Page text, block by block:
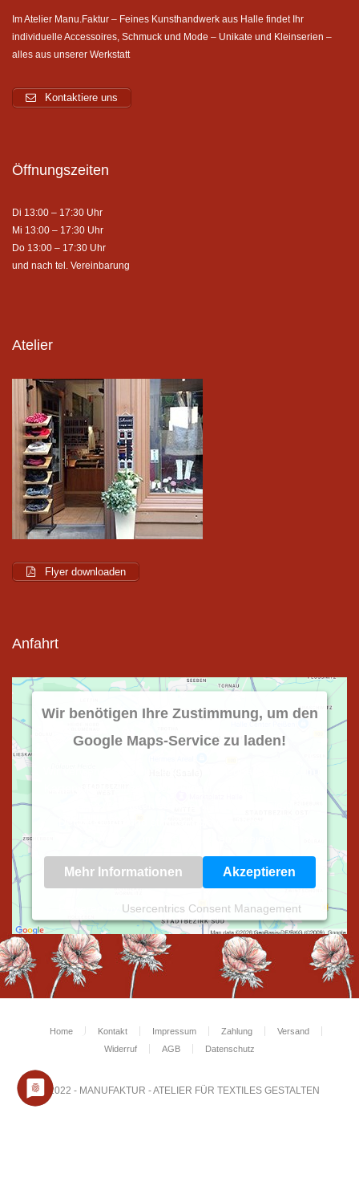
Im Atelier Manu.Faktur – Feines Kunsthandwerk aus Halle findet Ihr
individuelle Accessoires, Schmuck und Mode – Unikate und Kleinserien –
alles aus unserer Werkstatt
Kontaktiere uns
Öffnungszeiten
Di 13:00 – 17:30 Uhr
Mi 13:00 – 17:30 Uhr
Do 13:00 – 17:30 Uhr
und nach tel. Vereinbarung
Atelier
Flyer downloaden
Anfahrt
Wir benötigen Ihre Zustimmung, um den
Google Maps-Service zu laden!
Mehr Informationen Akzeptieren
Usercentrics Consent Management
Platform
Home Kontakt Impressum Zahlung
Versand
Widerruf
AGB Datenschutz
© 2022 - MANUFAKTUR - ATELIER FÜR TEXTILES GESTALTEN